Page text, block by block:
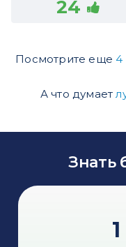
24
Посмотрите еще4
А что думает
Знать